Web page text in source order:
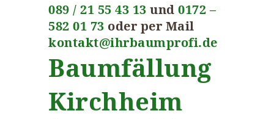
089 / 21 55 43 13 und 0172 –
582 01 73 oder per Mail
kontakt@ihrbaumprofi.de
Baumfällung
Kirchheim